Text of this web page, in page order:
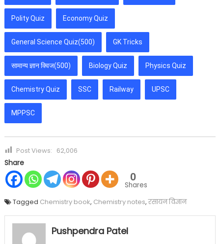
Polity Quiz Economy Quiz
General Science Quiz(500) GK Tricks
सामान्य ज्ञान क्विज(500) Biology Quiz Physics Quiz
Chemistry Quiz SSC Railway UPSC
MPPSC
Post Views: 62,006
Share
0
Shares
Tagged Chemistry book, Chemistry notes,रसायन विज्ञान
Pushpendra Patel